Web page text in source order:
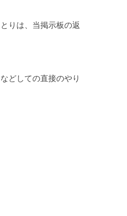
りは、当掲示板の返
どしての直接のやり